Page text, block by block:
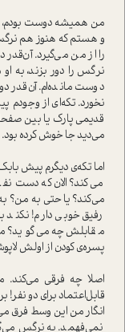
من همیشه دوست بودم،
و هستم که هنوز هم
را از من می‌گیرد.
نرگس را دور بزند،
دوست مانده‌ام. آن‌قدر
نخورد. تکه‌ای از
قدیمی پارک یا بین
می‌دید جا خوش کرده بود.
اما تکه‌ی دیگرم پیش
می‌کند؟ الان که دست
می‌کند؟ یا حتی به
رفیق خوبی دارم! نکند
مقابلش چه می‌گوید؟
پسره‌ی کودن از اولش
اصلا چه فرقی
قابل‌اعتماد برای دو
انگار من این وسط فرق
نمی‌فهمد. به نرگس